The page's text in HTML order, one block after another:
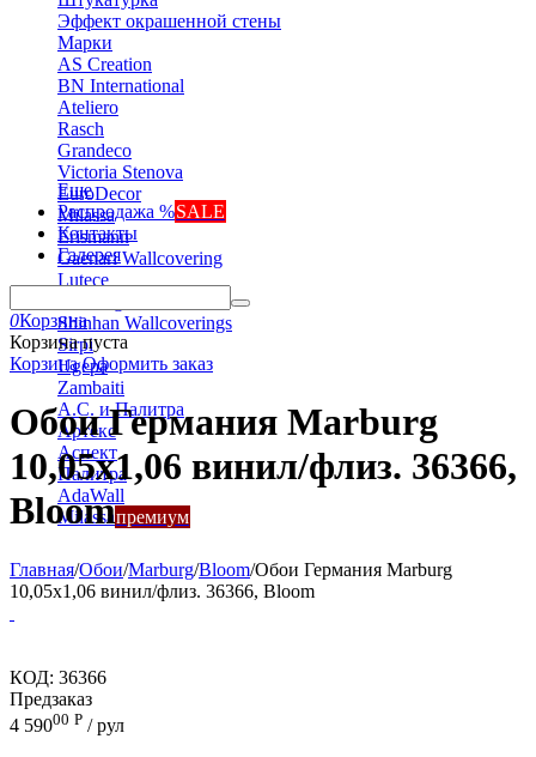
Эффект окрашенной стены
Марки
AS Creation
BN International
Ateliero
Rasch
Grandeco
Victoria Stenova
EuroDecor
Milassa
Erismann
Gaenari Wallcovering
Lutece
Shinhan Wallcoverings
Sirpi
Ugepa
Zambaiti
А.С. и Палитра
Артекс
Аспект
Палитра
AdaWall
Milassaпремиум
Еще
Распродажа %SALE
Контакты
Галерея
0Корзина
Корзина пуста
Корзина Оформить заказ
Обои Германия Marburg
10,05x1,06 винил/флиз. 36366,
Bloom
Главная/Обои/Marburg/Bloom/Обои Германия Marburg
10,05x1,06 винил/флиз. 36366, Bloom
КОД: 36366
Предзаказ
4 59000 Р / рул